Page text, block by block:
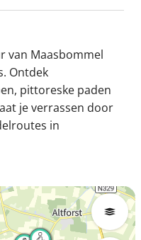
van Maasbommel
Ontdek
pittoreske paden
je verrassen door
in